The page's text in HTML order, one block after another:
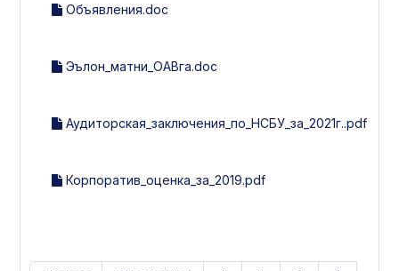
Объявления.doc
Эълон_матни_ОАВга.doc
Аудиторская_заключения_по_НСБУ_за_2021г..pdf
Корпоратив_оценка_за_2019.pdf